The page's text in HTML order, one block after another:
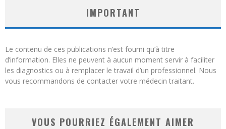
IMPORTANT
Le contenu de ces publications n’est fourni qu’à titre
d’information. Elles ne peuvent à aucun moment servir à faciliter
les diagnostics ou à remplacer le travail d’un professionnel. Nous
vous recommandons de contacter votre médecin traitant.
VOUS POURRIEZ ÉGALEMENT AIMER